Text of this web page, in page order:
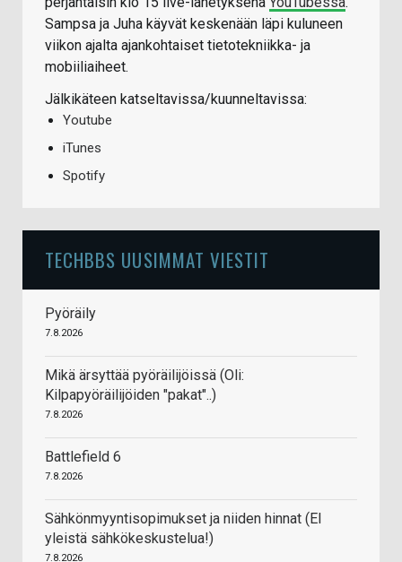
Sampsa ja Juha käyvät keskenään läpi kuluneen
viikon ajalta ajankohtaiset tietotekniikka- ja
mobiiliaiheet.
Jälkikäteen katseltavissa/kuunneltavissa:
Youtube
iTunes
Spotify
TECHBBS UUSIMMAT VIESTIT
Pyöräily
7.8.2026
Mikä ärsyttää pyöräilijöissä (Oli:
Kilpapyöräilijöiden "pakat"..)
7.8.2026
Battlefield 6
7.8.2026
Sähkönmyyntisopimukset ja niiden hinnat (EI
yleistä sähkökeskustelua!)
7.8.2026